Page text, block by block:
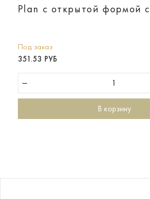
Plan с открытой формой
Под заказ
351.53 РУБ
В корзину